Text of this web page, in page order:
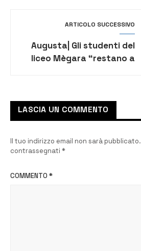
ARTICOLO SUCCESSIVO
Augusta| Gli studenti del
liceo Mègara “restano a
LASCIA UN COMMENTO
Il tuo indirizzo email non sarà pubblicato.
contrassegnati *
COMMENTO *